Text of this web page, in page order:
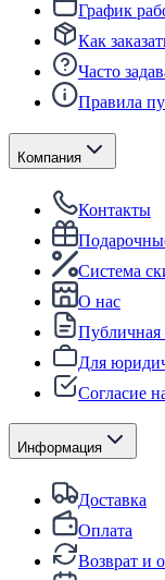
График
Как
Часто
Правила
Компания
Контакты
Система
О нас
Публичная
Для
Согласие
Информация
Доставка
Оплата
Возврат и